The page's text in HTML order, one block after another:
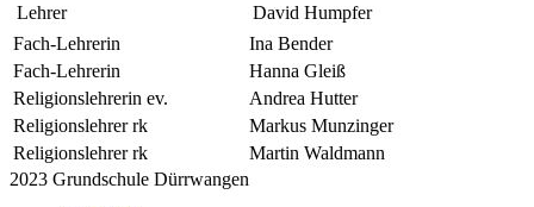
Lehrer
David Humpfer
Fach-Lehrerin
Ina Bender
Fach-Lehrerin
Hanna Gleiß
Religionslehrerin ev.
Andrea Hutter
Religionslehrer rk
Markus Munzinger
Religionslehrer rk
Martin Waldmann
2023 Grundschule Dürrwangen